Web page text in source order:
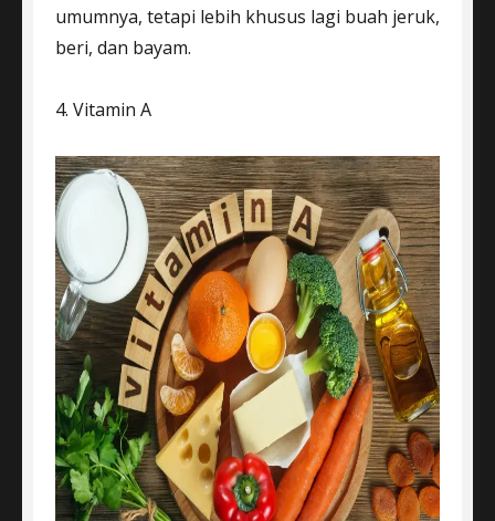
umumnya, tetapi lebih khusus lagi buah jeruk,
beri, dan bayam.
4. Vitamin A